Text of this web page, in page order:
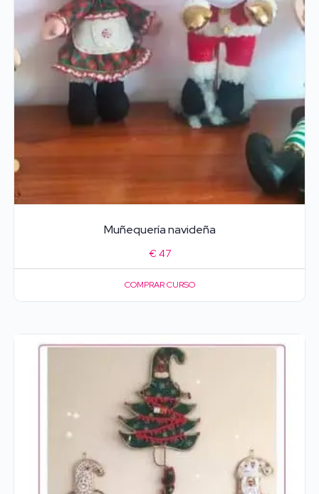
Muñequería navideña
€ 47
COMPRAR CURSO